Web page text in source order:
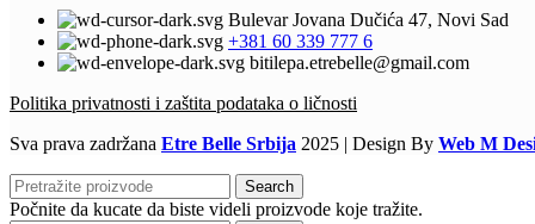
Bulevar Jovana Dučića 47, Novi Sad
+381 60 339 777 6
bitilepa.etrebelle@gmail.com
Politika privatnosti i zaštita podataka o ličnosti
Sva prava zadržana Etre Belle Srbija 2025 | Design By Web M
Search
Počnite da kucate da biste videli proizvode koje tražite.